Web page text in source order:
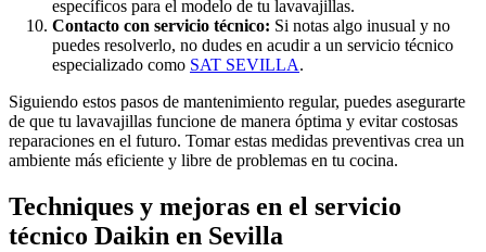
específicos para el modelo de tu lavavajillas.
Contacto con servicio técnico: Si notas algo inusual y no
puedes resolverlo, no dudes en acudir a un servicio técnico
especializado como SAT SEVILLA.
Siguiendo estos pasos de mantenimiento regular, puedes asegurarte
de que tu lavavajillas funcione de manera óptima y evitar costosas
reparaciones en el futuro. Tomar estas medidas preventivas crea un
ambiente más eficiente y libre de problemas en tu cocina.
Techniques y mejoras en el servicio
técnico Daikin en Sevilla